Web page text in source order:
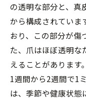
の透明な部分と、真
から構成されていま
おり、この部分が傷
た、爪はほぼ透明な
えることがあります
1週間から2週間で1
は、季節や健康状態